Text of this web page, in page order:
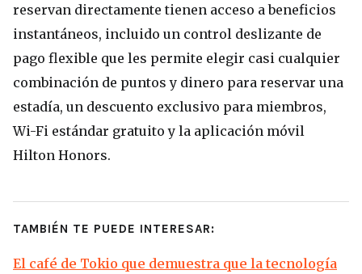
reservan directamente tienen acceso a beneficios
instantáneos, incluido un control deslizante de
pago flexible que les permite elegir casi cualquier
combinación de puntos y dinero para reservar una
estadía, un descuento exclusivo para miembros,
Wi-Fi estándar gratuito y la aplicación móvil
Hilton Honors.
TAMBIÉN TE PUEDE INTERESAR:
El café de Tokio que demuestra que la tecnología